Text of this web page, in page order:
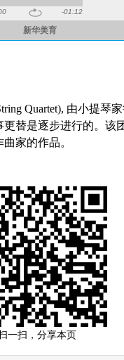
Quartet), 由小提琴
替是逐步进行的。该
家的作品。
一扫，分享本页